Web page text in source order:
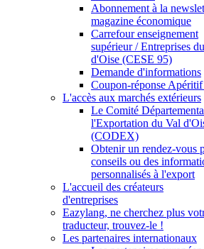
Abonnement à la
magazine économique
Carrefour enseignement
supérieur / Entreprises
d'Oise (CESE 95)
Demande d'informations
Coupon-réponse
L'accès aux marchés extérieurs
Le Comité
l'Exportation du Val
(CODEX)
Obtenir un rendez-vous
conseils ou des
personnalisés à l'export
L'accueil des créateurs
d'entreprises
Eazylang, ne cherchez plus
traducteur, trouvez-le !
Les partenaires internationaux